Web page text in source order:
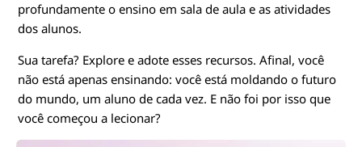
profundamente o ensino em sala de aula e as atividades
dos alunos.
Sua tarefa? Explore e adote esses recursos. Afinal, você
não está apenas ensinando: você está moldando o futuro
do mundo, um aluno de cada vez. E não foi por isso que
você começou a lecionar?